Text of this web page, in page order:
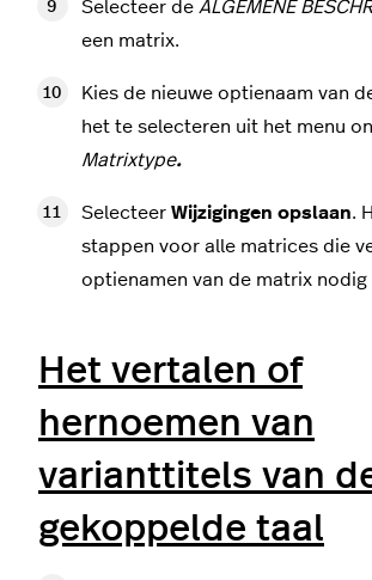
Selecteer de ALGEMENE
een matrix.
Kies de nieuwe optienaam van
het te selecteren uit het menu
Matrixtype.
Selecteer Wijzigingen opslaan.
stappen voor alle matrices die
optienamen van de matrix nodig
Het vertalen of
hernoemen van
varianttitels van
gekoppelde taal